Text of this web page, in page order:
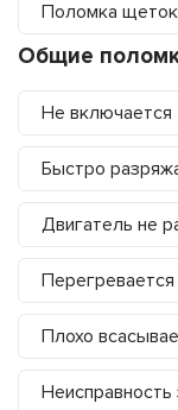
Поломка щеток
Общие
Не включается
Быстро
Двигатель не
Перегревается
Плохо
Неисправность